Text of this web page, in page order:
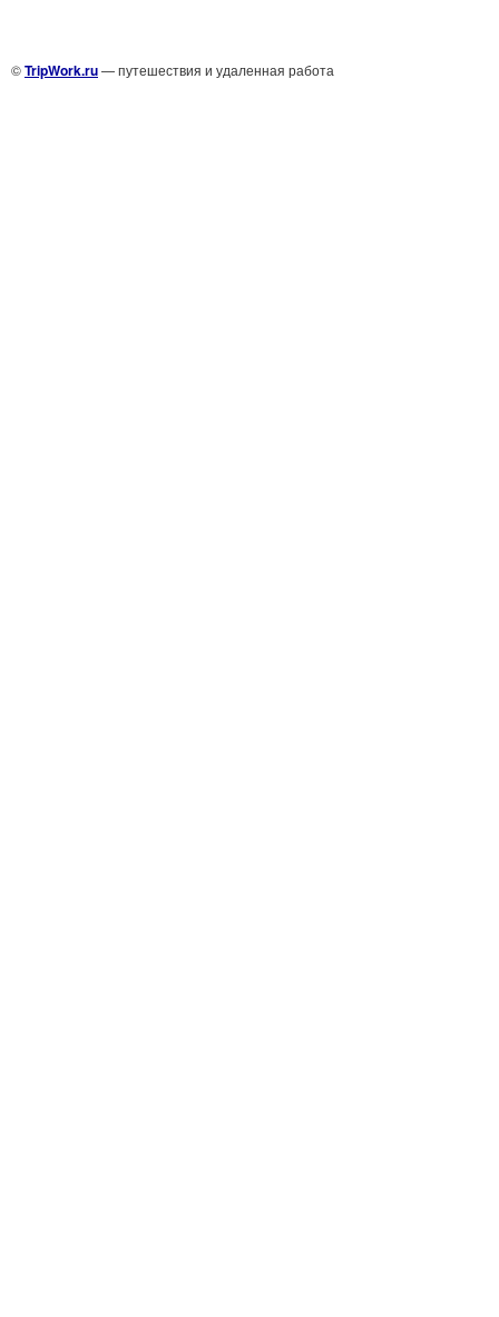
©TripWork.ru— путешествия и удаленная работа